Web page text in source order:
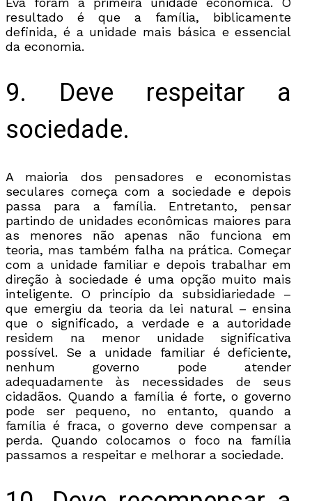
resultado é que a família, biblicamente
definida, é a unidade mais básica e essencial
da economia.
9. Deve respeitar a
sociedade.
A maioria dos pensadores e economistas
seculares começa com a sociedade e depois
passa para a família. Entretanto, pensar
partindo de unidades econômicas maiores para
as menores não apenas não funciona em
teoria, mas também falha na prática. Começar
com a unidade familiar e depois trabalhar em
direção à sociedade é uma opção muito mais
inteligente. O princípio da subsidiariedade –
que emergiu da teoria da lei natural – ensina
que o significado, a verdade e a autoridade
residem na menor unidade significativa
possível. Se a unidade familiar é deficiente,
nenhum governo pode atender
adequadamente às necessidades de seus
cidadãos. Quando a família é forte, o governo
pode ser pequeno, no entanto, quando a
família é fraca, o governo deve compensar a
perda. Quando colocamos o foco na família
passamos a respeitar e melhorar a sociedade.